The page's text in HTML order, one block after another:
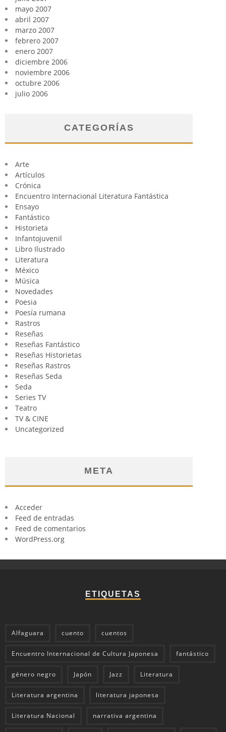
mayo 2007
abril 2007
marzo 2007
febrero 2007
enero 2007
diciembre 2006
noviembre 2006
octubre 2006
julio 2006
CATEGORÍAS
Arte
Artículos
Crónica
Encuentro Internacional Literatura Fantástica
Ensayo
Fantástico
Historieta
Infantojuvenil
Libro Ilustrado
Literatura
México
Música
Novedades
Poesia
Poesía rumana
Rastros
Reseñas
Reseñas Fantástico
Reseñas Historietas
Reseñas Rastros
Reseñas Seda
Seda
Series TV
Teatro
TV & CINE
Uncategorized
META
Acceder
Feed de entradas
Feed de comentarios
WordPress.org
ETIQUETAS
Alfaguara cuento cuentos
Encuentro Internacional de Cultura Japonesa fantástico
género negro Japón Jazz Literatura
Literatura argentina literatura japonesa
Literatura Nacional narrativa argentina